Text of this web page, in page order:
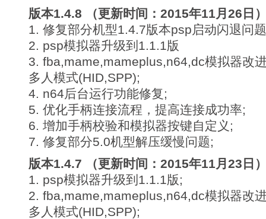
版本1.4.8 （更新时间：2015年11月26日
1. 修复部分机型1.4.7版本psp启动闪退问题
2. psp模拟器升级到1.1.1版
3. fba,mame,mameplus,n64,dc模拟器改
多人模式(HID,SPP);
4. n64后台运行功能修复;
5. 优化手柄连接流程，提高连接成功率;
6. 增加手柄校验和模拟器按键自定义;
7. 修复部分5.0机型解压缓慢问题;
版本1.4.7 （更新时间：2015年11月23日
1. psp模拟器升级到1.1.1版;
2. fba,mame,mameplus,n64,dc模拟器改
多人模式(HID,SPP);